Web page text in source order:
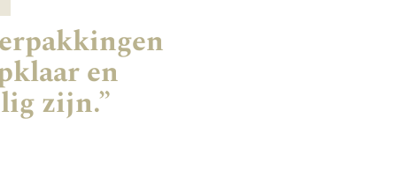
en
zijn.”